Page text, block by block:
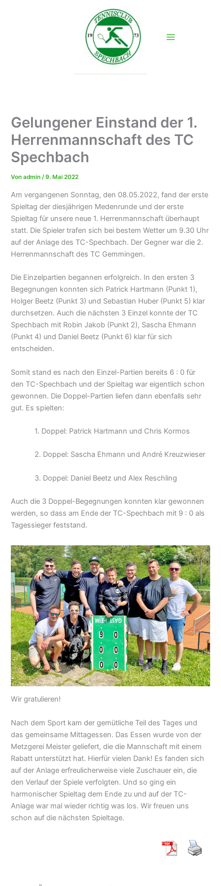
Gelungener Einstand der 1.
Herrenmannschaft des TC
Spechbach
Vonadmin/9. Mai 2022
Am vergangenen Sonntag, den 08.05.2022, fand der erste
Spieltag der diesjährigen Medenrunde und der erste
Spieltag für unsere neue 1. Herrenmannschaft überhaupt
statt. Die Spieler trafen sich bei bestem Wetter um 9.30 Uhr
auf der Anlage des TC-Spechbach. Der Gegner war die 2.
Herrenmannschaft des TC Gemmingen.
Die Einzelpartien begannen erfolgreich. In den ersten 3
Begegnungen konnten sich Patrick Hartmann (Punkt 1),
Holger Beetz (Punkt 3) und Sebastian Huber (Punkt 5) klar
durchsetzen. Auch die nächsten 3 Einzel konnte der TC
Spechbach mit Robin Jakob (Punkt 2), Sascha Ehmann
(Punkt 4) und Daniel Beetz (Punkt 6) klar für sich
entscheiden.
Somit stand es nach den Einzel-Partien bereits 6 : 0 für
den TC-Spechbach und der Spieltag war eigentlich schon
gewonnen. Die Doppel-Partien liefen dann ebenfalls sehr
gut. Es spielten:
1. Doppel: Patrick Hartmann und Chris Kormos
2. Doppel: Sascha Ehmann und André Kreuzwieser
3. Doppel: Daniel Beetz und Alex Reschling
Auch die 3 Doppel-Begegnungen konnten klar gewonnen
werden, so dass am Ende der TC-Spechbach mit 9 : 0 als
Tagessieger feststand.
Wir gratulieren!
Nach dem Sport kam der gemütliche Teil des Tages und
das gemeinsame Mittagessen. Das Essen wurde von der
Metzgerei Meister geliefert, die die Mannschaft mit einem
Rabatt unterstützt hat. Hierfür vielen Dank! Es fanden sich
auf der Anlage erfreulicherweise viele Zuschauer ein, die
den Verlauf der Spiele verfolgten. Und so ging ein
harmonischer Spieltag dem Ende zu und auf der TC-
Anlage war mal wieder richtig was los. Wir freuen uns
schon auf die nächsten Spieltage.